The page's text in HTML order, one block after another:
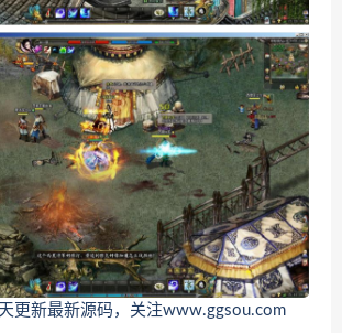
更新最新源码，关注www.ggsou.com